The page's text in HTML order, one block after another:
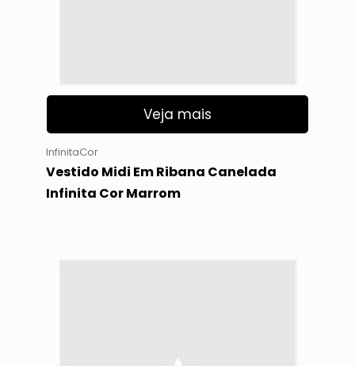
Veja mais
InfinitaCor
Vestido Midi Em Ribana Canelada
Infinita Cor Marrom